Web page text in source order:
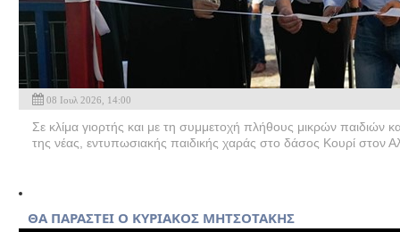
08 Ιουλ 2026, 14:00
Σε κλίμα γιορτής και με τη συμμετοχή πλήθους μικρών παιδιών
της νέας, εντυπωσιακής παιδικής χαράς στο δάσος Κουρί στον
ΘΑ ΠΑΡΑΣΤΕΙ Ο ΚΥΡΙΑΚΟΣ ΜΗΤΣΟΤΑΚΗΣ